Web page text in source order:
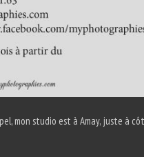
mon studio est à Amay, juste à